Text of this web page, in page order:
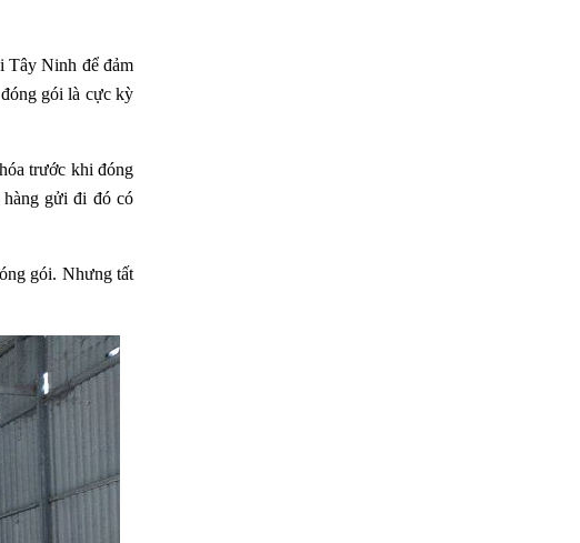
Tây Ninh để đảm
gói là cực kỳ
trước khi đóng
hàng gửi đi đó có
gói. Nhưng tất